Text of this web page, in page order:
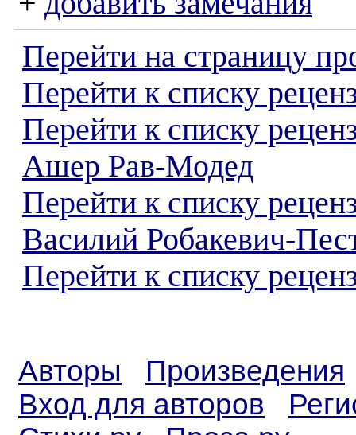
Перейти на страницу
Перейти к списку
Перейти к списку
Ашер Рав-Модед
Перейти к списку
Василий Робакевич-
Перейти к списку
Авторы
Произведения
Вход для авторов